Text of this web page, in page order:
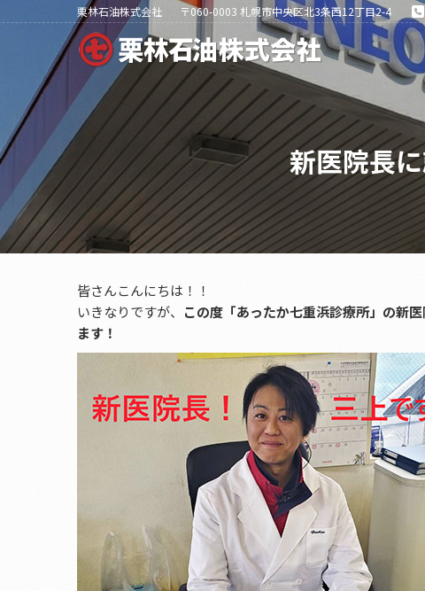
栗林石油株式会社 〒060-0003 札幌市中央区北3条西12丁目2-4
新医院長
皆さんこんにちは！！
いきなりですが、 この度「あったか七重浜診療所」の新
ます！